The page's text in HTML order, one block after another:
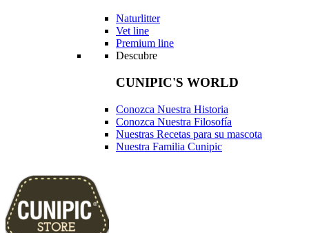
Naturlitter
Vet line
Premium line
Descubre
CUNIPIC'S WORLD
Conozca Nuestra Historia
Conozca Nuestra Filosofía
Nuestras Recetas para su mascota
Nuestra Familia Cunipic